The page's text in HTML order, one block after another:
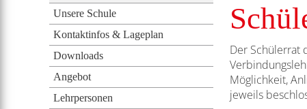
Der Schülerrat
Möglichkeit,
jeweils
Unsere Schule
Kontaktinfos & Lageplan
Downloads
Angebot
Lehrpersonen
Einführungsklasse für Fremdsprachige (EfF)
Schulsozialarbeit
LIFT Projekt
Gesundheit
Aus dem Schulalltag
Begabtenförderung
Aus dem Schulalltag